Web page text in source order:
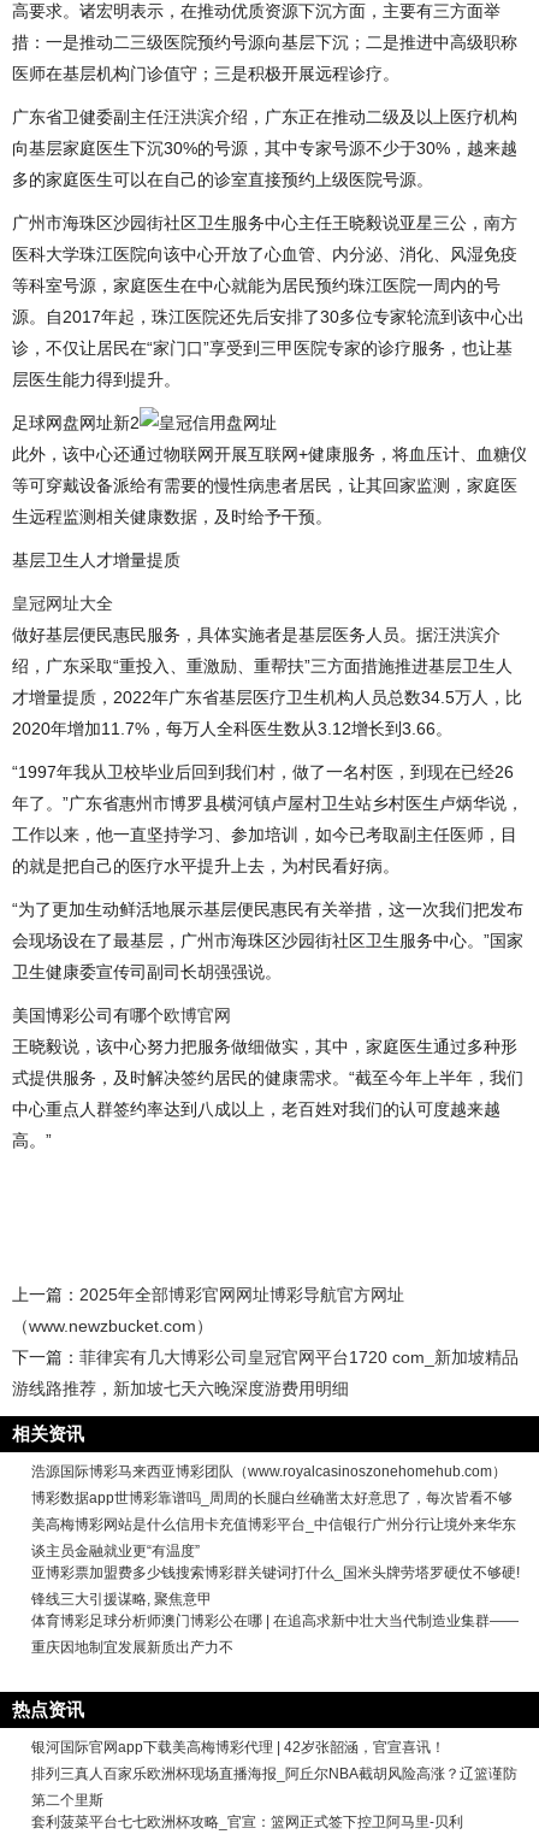
高要求。诸宏明表示，在推动优质资源下沉方面，主要有三方面举
措：一是推动二三级医院预约号源向基层下沉；二是推进中高级职称
医师在基层机构门诊值守；三是积极开展远程诊疗。
广东省卫健委副主任汪洪滨介绍，广东正在推动二级及以上医疗机构
向基层家庭医生下沉30%的号源，其中专家号源不少于30%，越来越
多的家庭医生可以在自己的诊室直接预约上级医院号源。
广州市海珠区沙园街社区卫生服务中心主任王晓毅说亚星三公，南方
医科大学珠江医院向该中心开放了心血管、内分泌、消化、风湿免疫
等科室号源，家庭医生在中心就能为居民预约珠江医院一周内的号
源。自2017年起，珠江医院还先后安排了30多位专家轮流到该中心出
诊，不仅让居民在“家门口”享受到三甲医院专家的诊疗服务，也让基
层医生能力得到提升。
足球网盘网址新2
此外，该中心还通过物联网开展互联网+健康服务，将血压计、血糖仪
等可穿戴设备派给有需要的慢性病患者居民，让其回家监测，家庭医
生远程监测相关健康数据，及时给予干预。
基层卫生人才增量提质
皇冠网址大全
做好基层便民惠民服务，具体实施者是基层医务人员。据汪洪滨介
绍，广东采取“重投入、重激励、重帮扶”三方面措施推进基层卫生人
才增量提质，2022年广东省基层医疗卫生机构人员总数34.5万人，比
2020年增加11.7%，每万人全科医生数从3.12增长到3.66。
“1997年我从卫校毕业后回到我们村，做了一名村医，到现在已经26
年了。”广东省惠州市博罗县横河镇卢屋村卫生站乡村医生卢炳华说，
工作以来，他一直坚持学习、参加培训，如今已考取副主任医师，目
的就是把自己的医疗水平提升上去，为村民看好病。
“为了更加生动鲜活地展示基层便民惠民有关举措，这一次我们把发布
会现场设在了最基层，广州市海珠区沙园街社区卫生服务中心。”国家
卫生健康委宣传司副司长胡强强说。
美国博彩公司有哪个欧博官网
王晓毅说，该中心努力把服务做细做实，其中，家庭医生通过多种形
式提供服务，及时解决签约居民的健康需求。“截至今年上半年，我们
中心重点人群签约率达到八成以上，老百姓对我们的认可度越来越
高。”
上一篇： 2025年全部博彩官网网址博彩导航官方网址
（www.newzbucket.com）
下一篇： 菲律宾有几大博彩公司皇冠官网平台1720 com_新加坡精品
游线路推荐，新加坡七天六晚深度游费用明细
相关资讯
浩源国际博彩马来西亚博彩团队（www.royalcasinoszonehomehub.com）
博彩数据app世博彩靠谱吗_周周的长腿白丝确凿太好意思了，每次皆看不够
美高梅博彩网站是什么信用卡充值博彩平台_中信银行广州分行让境外来华东
谈主员金融就业更“有温度”
亚博彩票加盟费多少钱搜索博彩群关键词打什么_国米头牌劳塔罗硬仗不够硬!
锋线三大引援谋略, 聚焦意甲
体育博彩足球分析师澳门博彩公在哪 | 在追高求新中壮大当代制造业集群——
重庆因地制宜发展新质出产力不
热点资讯
银河国际官网app下载美高梅博彩代理 | 42岁张韶涵，官宣喜讯！
排列三真人百家乐欧洲杯现场直播海报_阿丘尔NBA截胡风险高涨？辽篮谨防
第二个里斯
套利菠菜平台七七欧洲杯攻略_官宣：篮网正式签下控卫阿马里-贝利